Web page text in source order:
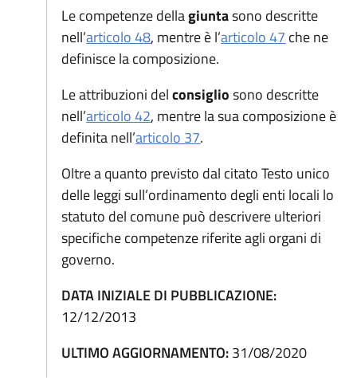
Le competenze dellagiuntasono descritte
nell’articolo 48(apre in un'altra scheda).
, mentre è l’articolo 47 (apre in
che ne
definisce la composizione.
Le attribuzioni delconsigliosono descritte
nell’articolo 42(apre in un'altra scheda).
, mentre la sua composizione è
definita nell’articolo 37(apre in un'altra scheda).
.
Oltre a quanto previsto dal citato Testo unico
delle leggi sull’ordinamento degli enti locali lo
statuto del comune può descrivere ulteriori
specifiche competenze riferite agli organi di
governo.
DATA INIZIALE DI PUBBLICAZIONE:
12/12/2013
ULTIMO AGGIORNAMENTO:31/08/2020